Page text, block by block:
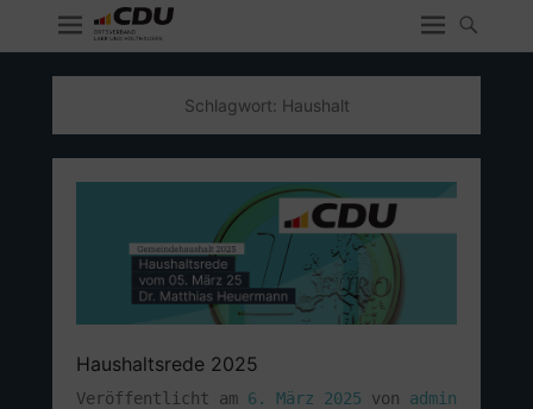
Schlagwort: Haushalt
Haushaltsrede 2025
Veröffentlicht am 6. März 2025 von admin